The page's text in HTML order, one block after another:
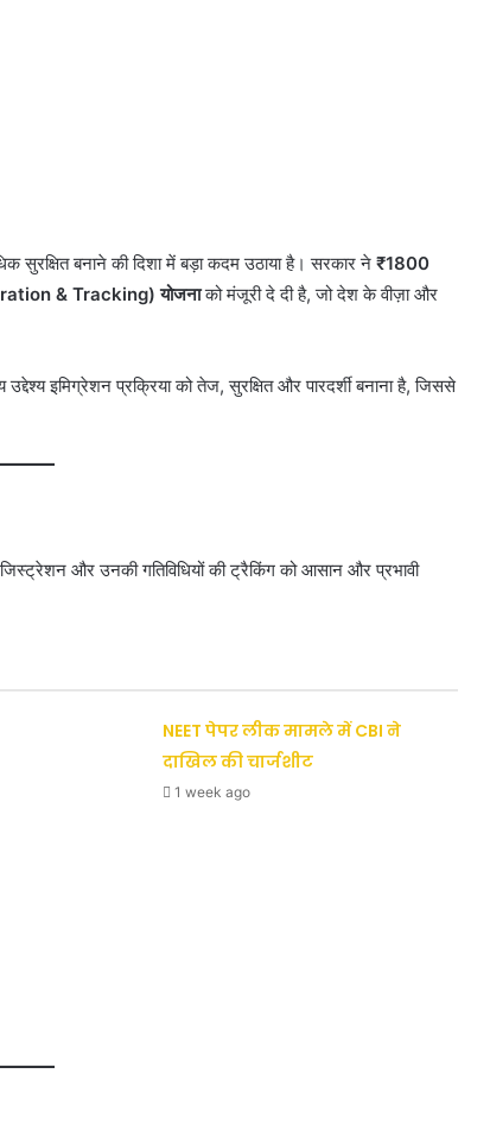
बनाने की दिशा में बड़ा कदम उठाया है। सरकार ने ₹1800
& Tracking) योजनाको मंजूरी दे दी है, जो देश के वीज़ा और
इमिग्रेशन प्रक्रिया को तेज, सुरक्षित और पारदर्शी बनाना है, जिससे
और उनकी गतिविधियों की ट्रैकिंग को आसान और प्रभावी
NEET पेपर लीक मामले में CBI ने
दाखिल की चार्जशीट
1 week ago